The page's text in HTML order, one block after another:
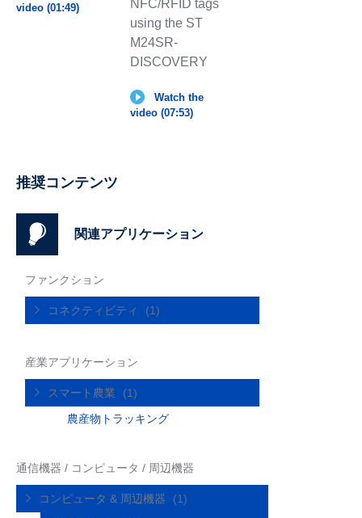
video (01:49)
NFC/RFID tags
using the ST
M24SR-
DISCOVERY
Watch the
video (07:53)
推奨コンテンツ
関連アプリケーション
ファンクション
コネクティビティ (1)
産業アプリケーション
スマート農業
(1)
農産物トラッキング
通信機器 / コンピュータ / 周辺機器
コンピュータ & 周辺機器 (1)